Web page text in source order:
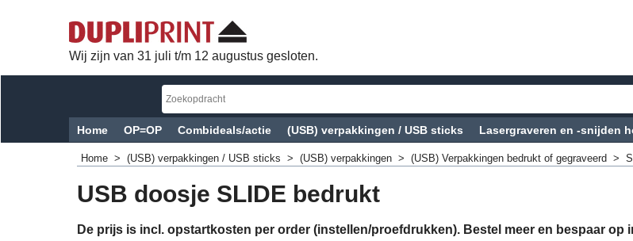
Wij zijn van 31 juli t/m 12 augustus gesloten.
Home OP=OP Combideals/actie (USB) verpakkingen / USB sticks Lasergraveren en -snijden
Home > (USB) verpakkingen / USB sticks > (USB) verpakkingen > (USB) Verpakkingen bedrukt of gegraveerd >
USB doosje SLIDE bedrukt
De prijs is incl. opstartkosten per order (instellen/proefdrukken). Bestel meer en bespaar op